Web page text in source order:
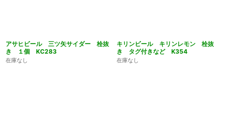
アサヒビール 三ツ矢サイダー 栓抜
き １個 KC283
在庫なし
キリンビール キリンレモン 栓抜
き タグ付きなど K354
在庫なし